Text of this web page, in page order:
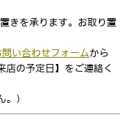
きを承ります。お取り置
問い合わせフォーム から
店の予定日】をご連絡く
）